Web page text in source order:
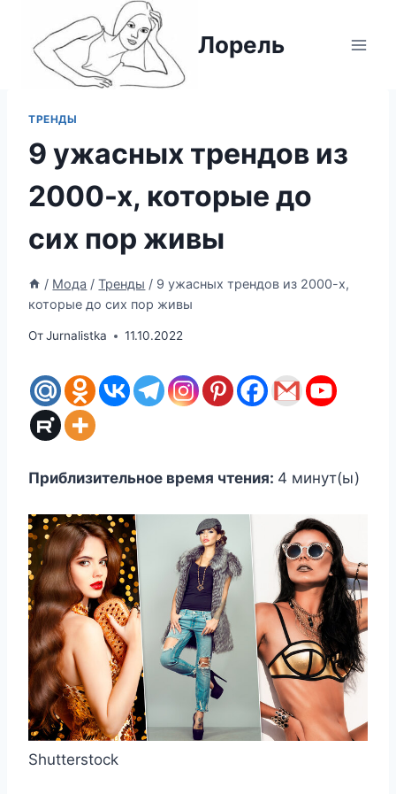
содержимому
Лорель
ТРЕНДЫ
9 ужасных трендов из
2000-х, которые до
сих пор живы
/ Мода / Тренды / 9 ужасных трендов из 2000-х,
которые до сих пор живы
ОтJurnalistka 11.10.2022
Приблизительное время чтения: 4 минут(ы)
Shutterstock